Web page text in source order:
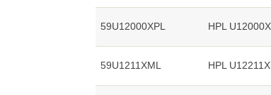
59U12000XPL HPL
59U1211XML HPL